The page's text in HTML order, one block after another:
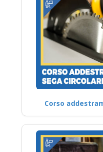
Corso